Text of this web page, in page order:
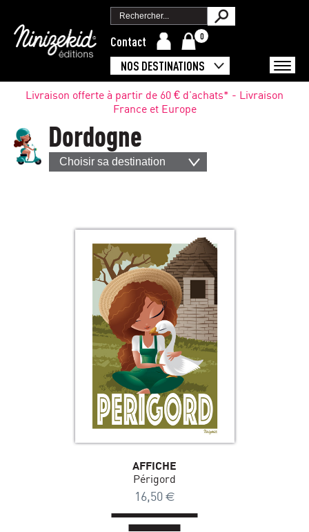
Contact 0
NOS DESTINATIONS
Livraison offerte à partir de 60 € d'achats* - Livraison
France et Europe
Dordogne
Choisir sa destination
AFFICHE
Périgord
16,50 €